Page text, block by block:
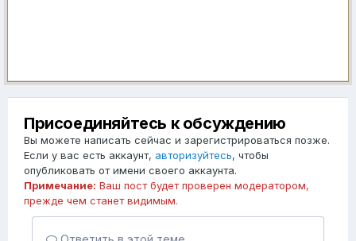
Присоединяйтесь к обсуждению
Вы можете написать сейчас и зарегистрироваться позже.
Если у вас есть аккаунт, авторизуйтесь, чтобы
опубликовать от имени своего аккаунта.
Примечание: Ваш пост будет проверен модератором,
прежде чем станет видимым.